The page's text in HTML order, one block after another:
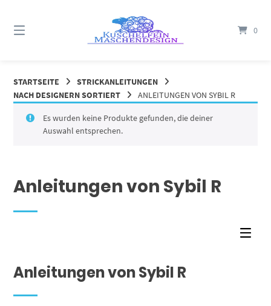
Inhalt
0
STARTSEITE
STRICKANLEITUNGEN
NACH DESIGNERN SORTIERT
ANLEITUNGEN VON SYBIL R
Anleitungen von Sybil R
Es wurden keine Produkte gefunden, die deiner
Auswahl entsprechen.
Anleitungen von Sybil R